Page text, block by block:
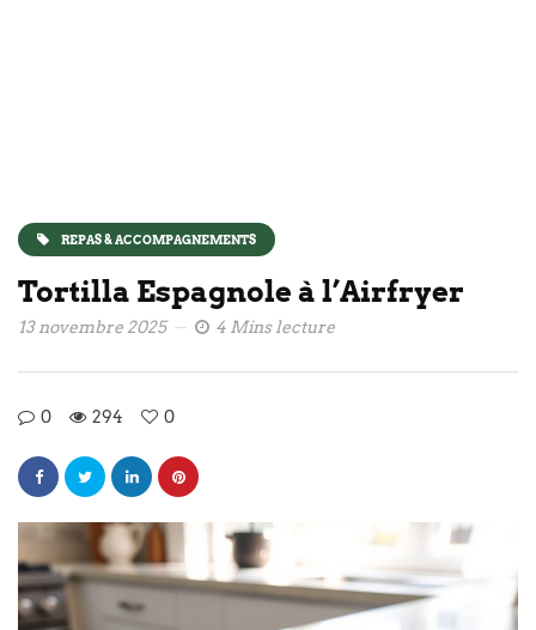
REPAS & ACCOMPAGNEMENTS
Tortilla Espagnole à l’Airfryer
13 novembre 2025 4 Mins lecture
0 294 0